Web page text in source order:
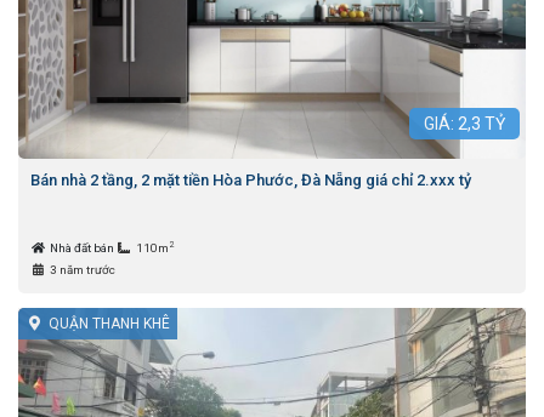
GIÁ: 2,3 TỶ
Bán nhà 2 tầng, 2 mặt tiền Hòa Phước, Đà Nẵng giá chỉ 2.xxx tỷ
Nhà đất bán 110m 2
3 năm trước
QUẬN THANH KHÊ